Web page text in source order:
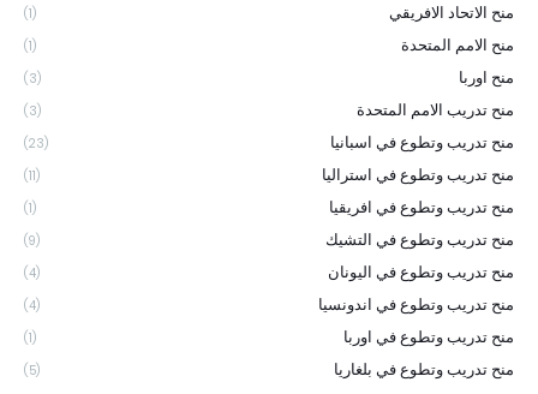
منح الاتحاد الافريقي (1)
منح الامم المتحدة (1)
منح اوربا (3)
منح تدريب الامم المتحدة (3)
منح تدريب وتطوع في اسبانيا (23)
منح تدريب وتطوع في استراليا (11)
منح تدريب وتطوع في افريقيا (1)
منح تدريب وتطوع في التشيك (9)
منح تدريب وتطوع في اليونان (4)
منح تدريب وتطوع في اندونسيا (4)
منح تدريب وتطوع في اوربا (1)
منح تدريب وتطوع في بلغاريا (5)